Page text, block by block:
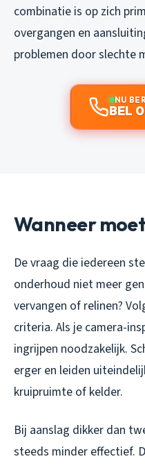
combinatie is op zich
overgangen en
problemen door slechte
NU
BEL
Wanneer
De vraag die iedereen
onderhoud niet meer
vervangen of relinen?
criteria. Als je camera-
ingrijpen noodzakelijk.
erger en leiden
kruipruimte of kelder.
Bij aanslag dikker dan
steeds minder effectief.